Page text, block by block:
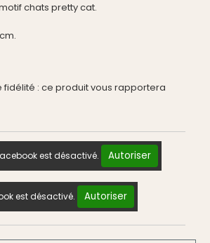
chats pretty cat.
: ce produit vous rapportera
est désactivé. Autoriser
est désactivé. Autoriser